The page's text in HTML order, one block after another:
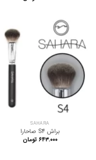
SAHARA
براش S4 صاحارا
۶۴۳.۰۰۰ تومان